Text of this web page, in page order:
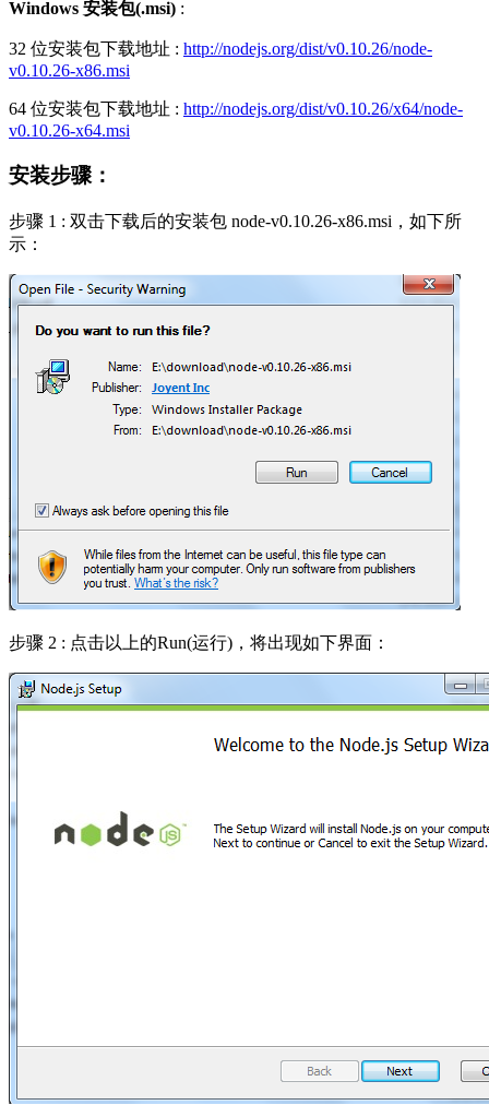
Windows 安装包(.msi) :
32 位安装包下载地址 : http://nodejs.org/dist/v0.10.26/node-
v0.10.26-x86.msi
64 位安装包下载地址 : http://nodejs.org/dist/v0.10.26/x64/node-
v0.10.26-x64.msi
安装步骤：
步骤 1 : 双击下载后的安装包 node-v0.10.26-x86.msi，如下所
示：
步骤 2 : 点击以上的Run(运行)，将出现如下界面：